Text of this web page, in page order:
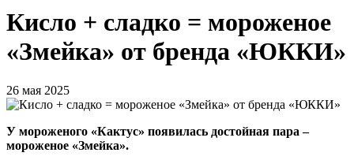
Кисло + сладко = мороженое
«Змейка» от бренда «ЮККИ»
26 мая 2025
У мороженого «Кактус» появилась достойная пара –
мороженое «Змейка».